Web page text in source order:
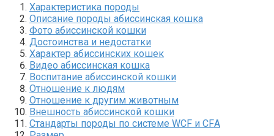
Характеристика породы
Описание породы абиссинская кошка
Фото абиссинской кошки
Достоинства и недостатки
Характер абиссинских кошек
Видео абиссинская кошка
Воспитание абиссинской кошки
Отношение к людям
Отношение к другим животным
Внешность абиссинской кошки
Стандарты породы по системе WСF и CFА